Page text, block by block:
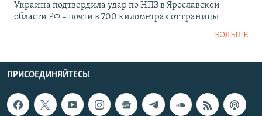
Украина подтвердила удар по НПЗ в Ярославской
области РФ – почти в 700 километрах от границы
БОЛЬШЕ
ПРИСОЕДИНЯЙТЕСЬ!